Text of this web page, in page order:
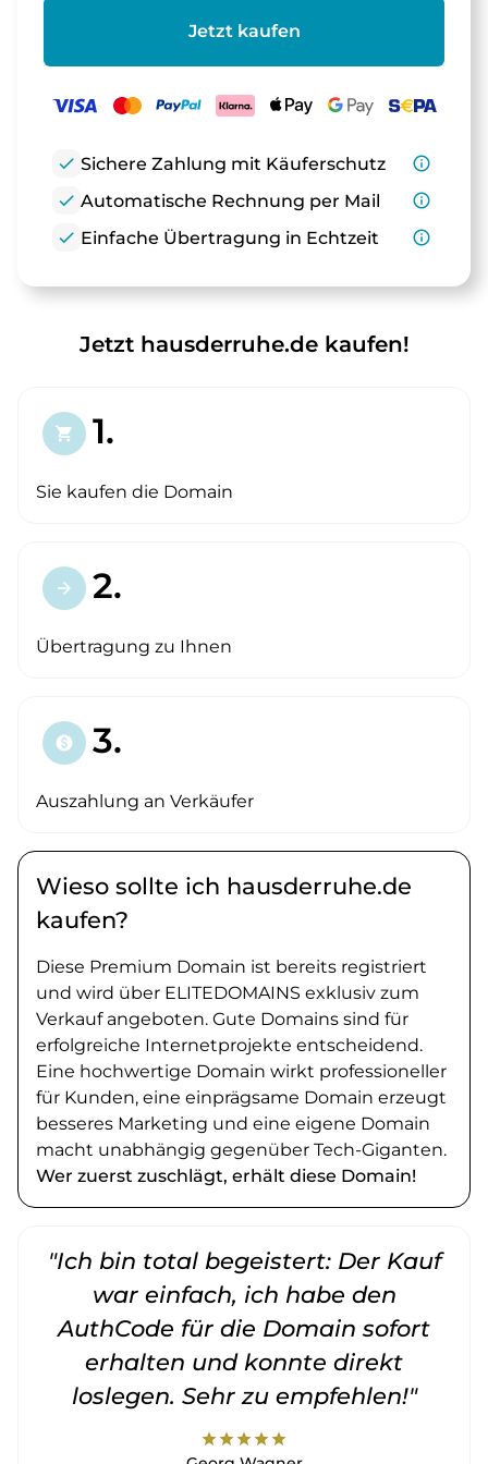
Jetzt kaufen
check Sichere Zahlung mit Käuferschutz
info_outline
check Automatische Rechnung per Mail
info_outline
check Einfache Übertragung in Echtzeit info_outline
Jetzt hausderruhe.de kaufen!
shopping_cart 1.
Sie kaufen die Domain
arrow_forward 2.
Übertragung zu Ihnen
paid 3.
Auszahlung an Verkäufer
Wieso sollte ich hausderruhe.de
kaufen?
Diese Premium Domain ist bereits registriert
und wird über ELITEDOMAINS exklusiv zum
Verkauf angeboten. Gute Domains sind für
erfolgreiche Internetprojekte entscheidend.
Eine hochwertige Domain wirkt professioneller
für Kunden, eine einprägsame Domain erzeugt
besseres Marketing und eine eigene Domain
macht unabhängig gegenüber Tech-Giganten.
Wer zuerst zuschlägt, erhält diese Domain!
"Ich bin total begeistert: Der Kauf
war einfach, ich habe den
AuthCode für die Domain sofort
erhalten und konnte direkt
loslegen. Sehr zu empfehlen!"
starstarstarstarstar